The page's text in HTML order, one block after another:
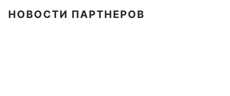
НОВОСТИ ПАРТНЕРОВ